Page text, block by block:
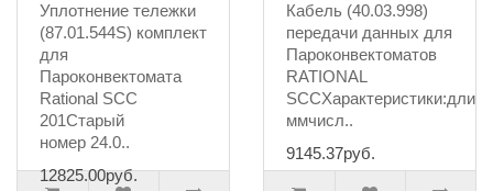
Уплотнение тележки
(87.01.544S) комплект
для
Пароконвектомата
Rational SCC
201Старый
номер 24.0..
12825.00руб.
Кабель (40.03.998)
передачи данных для
Пароконвектоматов
RATIONAL
ммчисл..
9145.37руб.